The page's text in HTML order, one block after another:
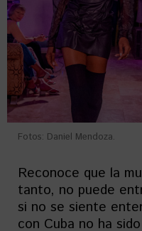
Fotos: Daniel Mendoza.
Reconoce que la
tanto, no puede
si no se siente
con Cuba no ha